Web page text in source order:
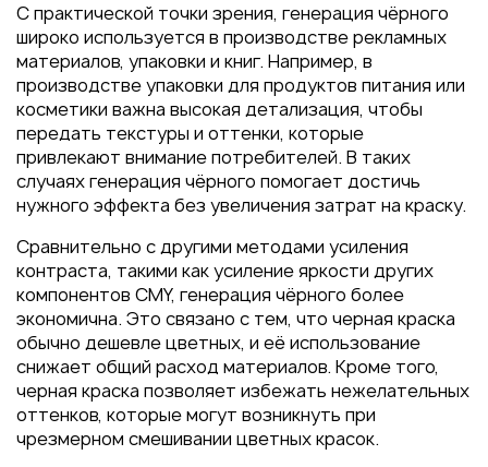
С практической точки зрения, генерация чёрного
широко используется в производстве рекламных
материалов, упаковки и книг. Например, в
производстве упаковки для продуктов питания или
косметики важна высокая детализация, чтобы
передать текстуры и оттенки, которые
привлекают внимание потребителей. В таких
случаях генерация чёрного помогает достичь
нужного эффекта без увеличения затрат на краску.
Сравнительно с другими методами усиления
контраста, такими как усиление яркости других
компонентов CMY, генерация чёрного более
экономична. Это связано с тем, что черная краска
обычно дешевле цветных, и её использование
снижает общий расход материалов. Кроме того,
черная краска позволяет избежать нежелательных
оттенков, которые могут возникнуть при
чрезмерном смешивании цветных красок.